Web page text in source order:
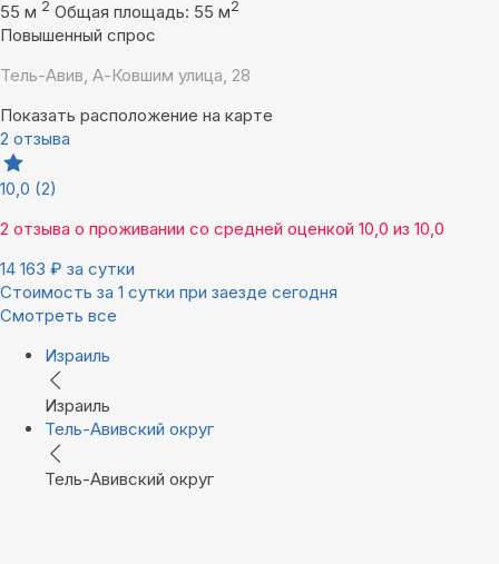
55 м 2 Общая площадь: 55 м2
Повышенный спрос
Тель-Авив, А-Ковшим улица, 28
Показать расположение на карте
2 отзыва
10,0 (2)
2 отзыва о проживании со средней оценкой 10,0 из 10,0
14 163 ₽ за сутки
Стоимость за 1 сутки при заезде сегодня
Смотреть все
Израиль
Израиль
Тель-Авивский округ
Тель-Авивский округ